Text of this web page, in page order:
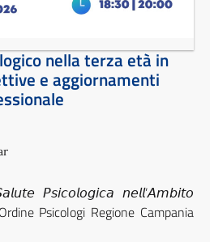
nella terza età in
e aggiornamenti
𝘗𝘴𝘪𝘤𝘰𝘭𝘰𝘨𝘪𝘤𝘢 𝘯𝘦𝘭𝘭’𝘈𝘮𝘣𝘪𝘵𝘰
Psicologi Regione Campania